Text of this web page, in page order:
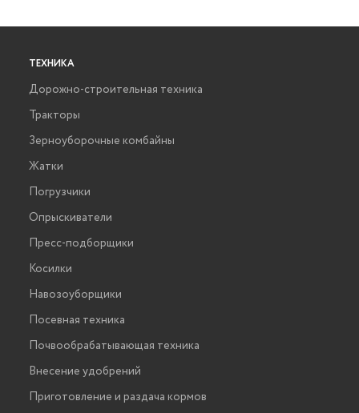
ТЕХНИКА
Дорожно-строительная техника
Тракторы
Зерноуборочные комбайны
Жатки
Погрузчики
Опрыскиватели
Пресс-подборщики
Косилки
Навозоуборщики
Посевная техника
Почвообрабатывающая техника
Внесение удобрений
Приготовление и раздача кормов